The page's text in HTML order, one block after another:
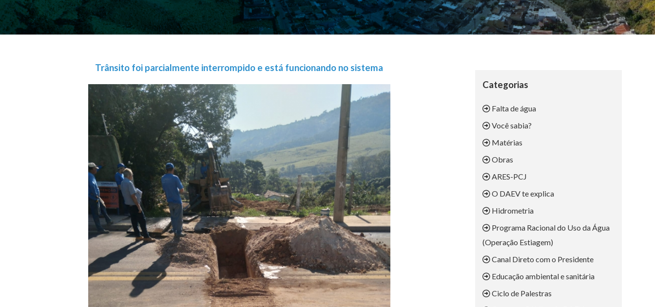
Trânsito foi parcialmente interrompido e está funcionando no sistema
Categorias
Falta de água
Você sabia?
Matérias
Obras
ARES-PCJ
O DAEV te explica
Hidrometria
Programa Racional do Uso da Água
(Operação Estiagem)
Canal Direto com o Presidente
Educação ambiental e sanitária
Ciclo de Palestras